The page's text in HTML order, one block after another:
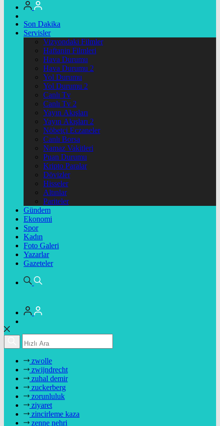
Son Dakika
Servisler
Vizyondaki Filmler
Haftanin Filmleri
Hava Durumu
Hava Durumu 2
Yol Durumu
Yol Durumu 2
Canlı Tv
Canlı Tv 2
Yayın Akışları
Yayın Akışları 2
Nöbetçi Eczaneler
Canlı Borsa
Namaz Vakitleri
Puan Durumu
Kripto Paralar
Dövizler
Hisseler
Altınlar
Pariteler
Gündem
Ekonomi
Spor
Kadın
Foto Galeri
Yazarlar
Gazeteler
zwolle
zwijndrecht
zuhal demir
zuckerberg
zorunluluk
ziyaret
zincirleme kaza
zenne nehri